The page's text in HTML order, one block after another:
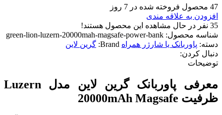
47 محصول فروخته شده در 7 روز
افزودن به علاقه مندی
35 نفر در حال مشاهده این محصول هستند!
شناسه محصول: green-lion-luzern-20000mah-magsafe-power-bank
دسته: پاوربانک یا شارژر همراه Brand: گرین لاین
دنبال کردن:
توضیحات
معرفی پاوربانک گرین لاین مدل Luzern
ظرفیت 20000mAh Magsafe